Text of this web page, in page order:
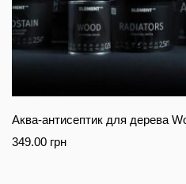
Аква-антисептик для дерева
349.00 грн